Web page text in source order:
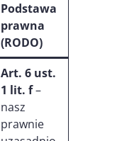
Podstawa
prawna
(RODO)
Art. 6 ust.
1 lit. f–
nasz
prawnie